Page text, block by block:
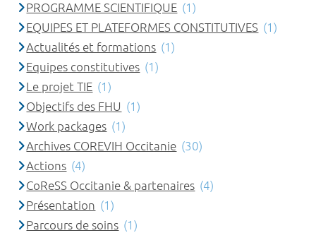
PROGRAMME SCIENTIFIQUE (1)
EQUIPES ET PLATEFORMES CONSTITUTIVES (1)
Actualités et formations (1)
Equipes constitutives (1)
Le projet TIE (1)
Objectifs des FHU (1)
Work packages (1)
Archives COREVIH Occitanie (30)
Actions (4)
CoReSS Occitanie & partenaires (4)
Présentation (1)
Parcours de soins (1)